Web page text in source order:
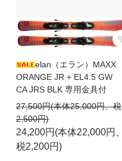
elan（エラン）MAXX
ORANGE JR + EL4.5 GW
CA JRS BLK 専用金具付
27,500円(本体25,000円、税
2,500円)
24,200円(本体22,000円、
税2,200円)